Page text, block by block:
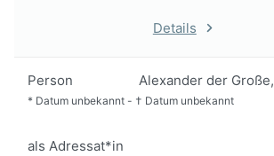
Details
Person Alexander der Große,
* Datum unbekannt - † Datum unbekannt
als Adressat*in